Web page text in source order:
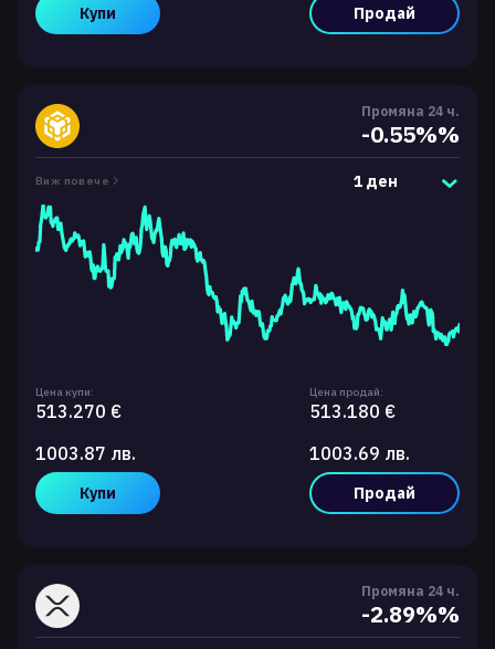
Купи Продай
Промяна 24 ч.
-0.55%%
Виж повече 1 ден
Цена купи:
513.270 €
1003.87 лв.
Купи
Цена продай:
513.180 €
1003.69 лв.
Продай
Промяна 24 ч.
-2.89%%